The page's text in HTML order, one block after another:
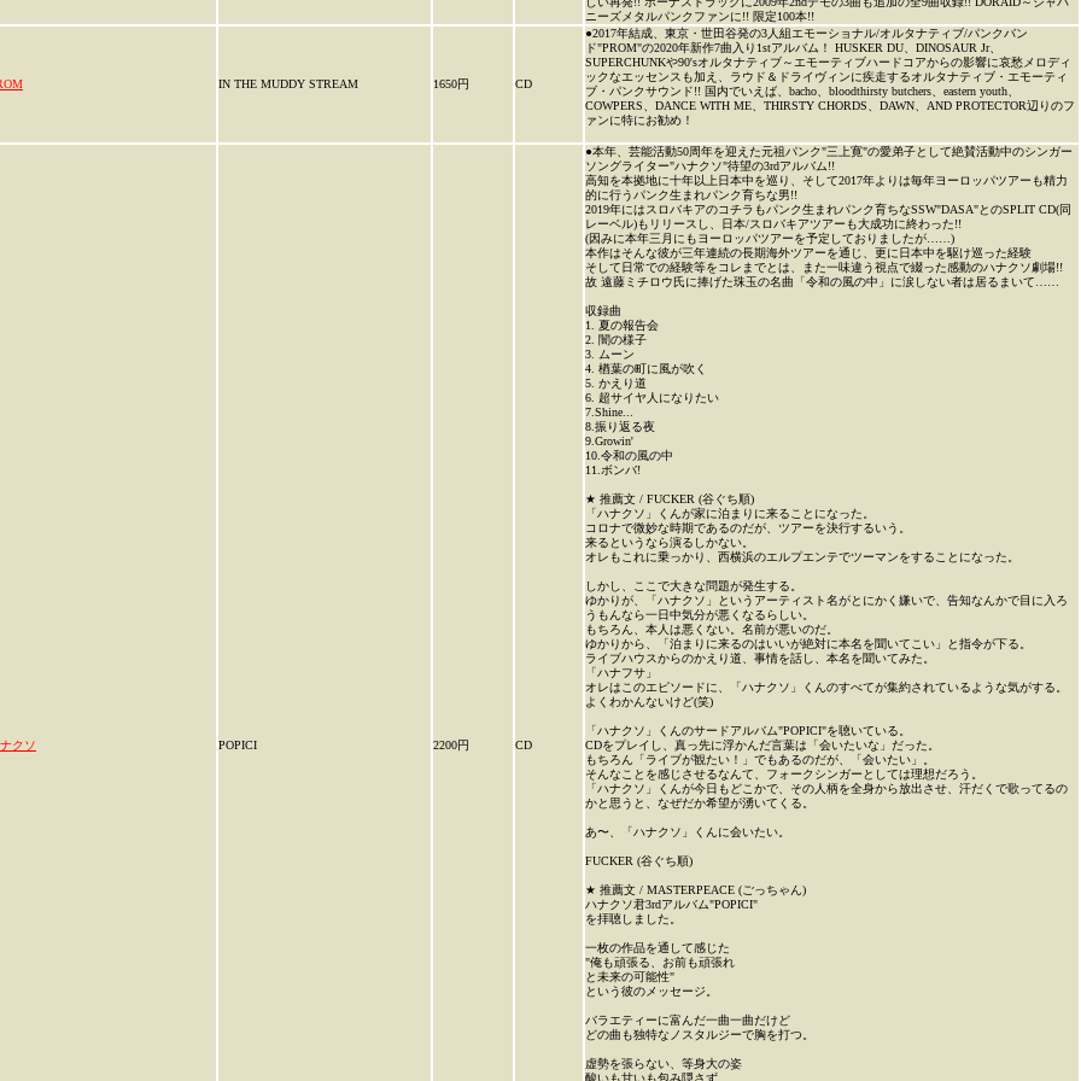
ニーズメタルパンクファンに!! 限定100本!!
IN THE MUDDY STREAM 1650円 CD
●2017年結成、東京・世田谷発の3人組エモーショナル/オルタナティブ/パンクバン
ド"PROM"の2020年新作7曲入り1stアルバム！ HUSKER DU、DINOSAUR Jr、
SUPERCHUNKや90'sオルタナティブ～エモーティブハードコアからの影響に哀愁メロディ
ックなエッセンスも加え、ラウド＆ドライヴィンに疾走するオルタナティブ・エモーティ
ブ・パンクサウンド!! 国内でいえば、bacho、bloodthirsty butchers、eastern youth、
COWPERS、DANCE WITH ME、THIRSTY CHORDS、DAWN、AND PROTECTOR辺りのフ
ァンに特にお勧め！
クソ POPICI 2200円 CD
●本年、芸能活動50周年を迎えた元祖パンク"三上寛"の愛弟子として絶賛活動中のシンガー
ソングライター"ハナクソ"待望の3rdアルバム!!
高知を本拠地に十年以上日本中を巡り、そして2017年よりは毎年ヨーロッパツアーも精力
的に行うパンク生まれパンク育ちな男!!
2019年にはスロバキアのコチラもパンク生まれパンク育ちなSSW"DASA"とのSPLIT CD(同
レーベル)もリリースし、日本/スロバキアツアーも大成功に終わった!!
(因みに本年三月にもヨーロッパツアーを予定しておりましたが……)
本作はそんな彼が三年連続の長期海外ツアーを通じ、更に日本中を駆け巡った経験
そして日常での経験等をコレまでとは、また一味違う視点で綴った感動のハナクソ劇場!!
故 遠藤ミチロウ氏に捧げた珠玉の名曲「令和の風の中」に涙しない者は居るまいて……
収録曲
1. 夏の報告会
2. 闇の様子
3. ムーン
4. 楢葉の町に風が吹く
5. かえり道
6. 超サイヤ人になりたい
7.Shine...
8.振り返る夜
9.Growin'
10.令和の風の中
11.ボンバ!
★ 推薦文 / FUCKER (谷ぐち順)
「ハナクソ」くんが家に泊まりに来ることになった。
コロナで微妙な時期であるのだが、ツアーを決行するいう。
来るというなら演るしかない。
オレもこれに乗っかり、西横浜のエルプエンテでツーマンをすることになった。
しかし、ここで大きな問題が発生する。
ゆかりが、「ハナクソ」というアーティスト名がとにかく嫌いで、告知なんかで目に入ろ
うもんなら一日中気分が悪くなるらしい。
もちろん、本人は悪くない。名前が悪いのだ。
ゆかりから、「泊まりに来るのはいいが絶対に本名を聞いてこい」と指令が下る。
ライブハウスからのかえり道、事情を話し、本名を聞いてみた。
「ハナフサ」
オレはこのエピソードに、「ハナクソ」くんのすべてが集約されているような気がする。
よくわかんないけど(笑)
「ハナクソ」くんのサードアルバム"POPICI"を聴いている。
CDをプレイし、真っ先に浮かんだ言葉は「会いたいな」だった。
もちろん「ライブが観たい！」でもあるのだが、「会いたい」。
そんなことを感じさせるなんて、フォークシンガーとしては理想だろう。
「ハナクソ」くんが今日もどこかで、その人柄を全身から放出させ、汗だくで歌ってるの
かと思うと、なぜだか希望が湧いてくる。
あ〜、「ハナクソ」くんに会いたい。
FUCKER (谷ぐち順)
★ 推薦文 / MASTERPEACE (ごっちゃん)
ハナクソ君3rdアルバム"POPICI"
を拝聴しました。
一枚の作品を通して感じた
"俺も頑張る、お前も頑張れ
と未来の可能性"
という彼のメッセージ。
バラエティーに富んだ一曲一曲だけど
どの曲も独特なノスタルジーで胸を打つ。
虚勢を張らない、等身大の姿
酸いも甘いも包み隠さず